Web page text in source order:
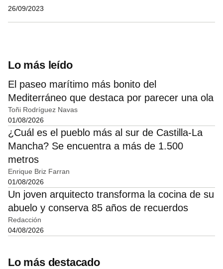
26/09/2023
Lo más leído
El paseo marítimo más bonito del
Mediterráneo que destaca por parecer una ola
Toñi Rodríguez Navas
01/08/2026
¿Cuál es el pueblo más al sur de Castilla-La
Mancha? Se encuentra a más de 1.500
metros
Enrique Briz Farran
01/08/2026
Un joven arquitecto transforma la cocina de su
abuelo y conserva 85 años de recuerdos
Redacción
04/08/2026
Lo más destacado